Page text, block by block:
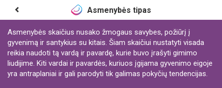
Asmenybės tipas
Asmenybės skaičius nusako žmogaus savybes, požiūrį į
gyvenimą ir santykius su kitais. Šiam skaičiui nustatyti visada
reikia naudoti tą vardą ir pavardę, kurie buvo įrašyti gimimo
liudijime. Kiti vardai ir pavardės, kuriuos įgijama gyvenimo eigoje
yra antraplaniai ir gali parodyti tik galimas pokyčių tendencijas.